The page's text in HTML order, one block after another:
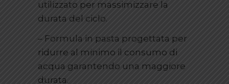
utilizzato per massimizzare la
durata del ciclo.
– Formula in pasta progettata per
ridurre al minimo il consumo di
acqua garantendo una maggiore
durata.